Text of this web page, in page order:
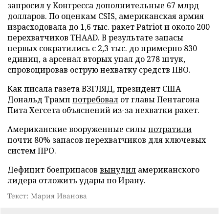
запросил у Конгресса дополнительные 67 млрд
долларов. По оценкам CSIS, американская армия
израсходовала до 1,6 тыс. ракет Patriot и около 200
перехватчиков THAAD. В результате запасы
первых сократились с 2,3 тыс. до примерно 830
единиц, а арсенал вторых упал до 278 штук,
спровоцировав острую нехватку средств ПВО.
Как писала газета ВЗГЛЯД, президент США
Дональд Трамп потребовал от главы Пентагона
Пита Хегсета объяснений из-за нехватки ракет.
Американские вооруженные силыпотратили
почти 80% запасов перехватчиков для ключевых
систем ПРО.
Дефицит боеприпасов вынудил американского
лидера отложить удары по Ирану.
Текст: Мария Иванова